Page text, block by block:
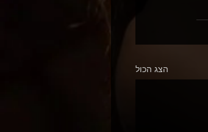
הצג הכול